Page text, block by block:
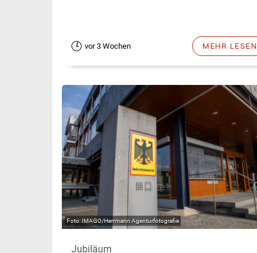
vor 3 Wochen MEHR LESEN
IMAGO/Herrmann Agenturfotografie
Jubiläum